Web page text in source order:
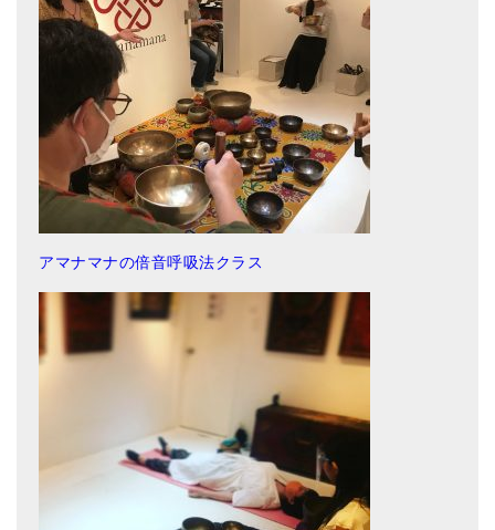
中級講座
上級講座
ビギナー講師・養成講座
アマナマナとは
About Us
メールお便り登録
LINEお友だち登録
お客様の声
ブログ
アマナマナの倍音呼吸法クラス